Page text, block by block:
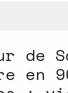
de
en